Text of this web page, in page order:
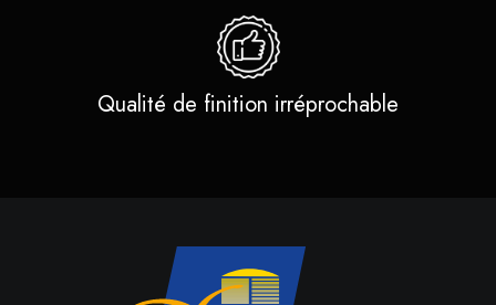
Qualité de finition irréprochable